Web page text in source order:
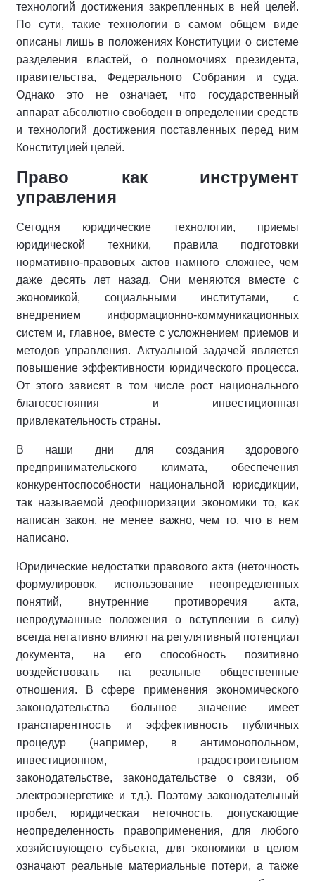
технологий достижения закрепленных в ней целей.
По сути, такие технологии в самом общем виде
описаны лишь в положениях Конституции о системе
разделения властей, о полномочиях президента,
правительства, Федерального Собрания и суда.
Однако это не означает, что государственный
аппарат абсолютно свободен в определении средств
и технологий достижения поставленных перед ним
Конституцией целей.
Право как инструмент
управления
Сегодня юридические технологии, приемы
юридической техники, правила подготовки
нормативно-правовых актов намного сложнее, чем
даже десять лет назад. Они меняются вместе с
экономикой, социальными институтами, с
внедрением информационно-коммуникационных
систем и, главное, вместе с усложнением приемов и
методов управления. Актуальной задачей является
повышение эффективности юридического процесса.
От этого зависят в том числе рост национального
благосостояния и инвестиционная
привлекательность страны.
В наши дни для создания здорового
предпринимательского климата, обеспечения
конкурентоспособности национальной юрисдикции,
так называемой деофшоризации экономики то, как
написан закон, не менее важно, чем то, что в нем
написано.
Юридические недостатки правового акта (неточность
формулировок, использование неопределенных
понятий, внутренние противоречия акта,
непродуманные положения о вступлении в силу)
всегда негативно влияют на регулятивный потенциал
документа, на его способность позитивно
воздействовать на реальные общественные
отношения. В сфере применения экономического
законодательства большое значение имеет
транспарентность и эффективность публичных
процедур (например, в антимонопольном,
инвестиционном, градостроительном
законодательстве, законодательстве о связи, об
электроэнергетике и т.д.). Поэтому законодательный
пробел, юридическая неточность, допускающие
неопределенность правоприменения, для любого
хозяйствующего субъекта, для экономики в целом
означают реальные материальные потери, а также